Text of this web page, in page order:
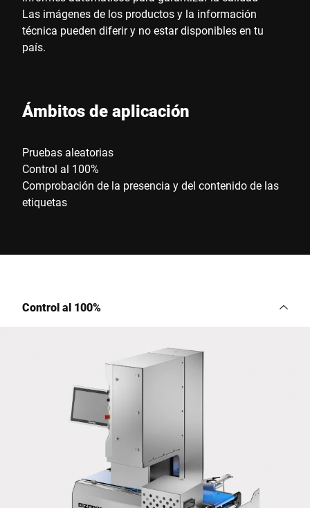
Las imágenes de los productos y la información
técnica pueden diferir y no estar disponibles en tu
país.
Ámbitos de aplicación
Pruebas aleatorias
Control al 100%
Comprobación de la presencia y del contenido de las
etiquetas
Control al 100%